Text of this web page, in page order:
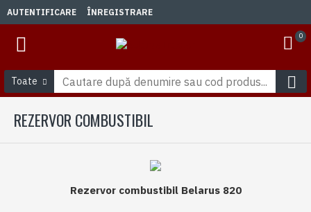
AUTENTIFICARE ÎNREGISTRARE
0
Toate
REZERVOR COMBUSTIBIL
Rezervor combustibil Belarus 820